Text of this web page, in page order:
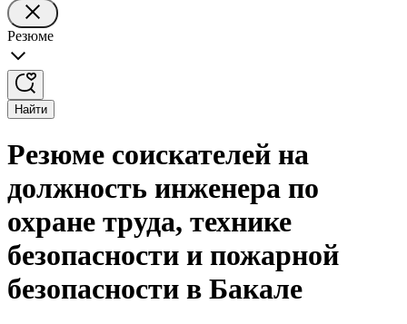
Резюме
Найти
Резюме соискателей на
должность инженера по
охране труда, технике
безопасности и пожарной
безопасности в Бакале